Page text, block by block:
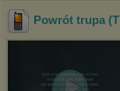
Powrót trupa